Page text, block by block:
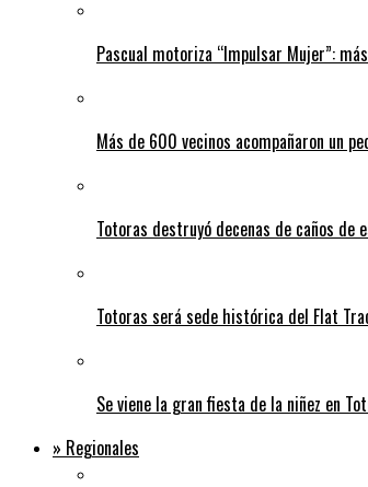
Pascual motoriza “Impulsar Mujer”:
Más de 600 vecinos acompañaron un
Totoras destruyó decenas de caños
Totoras será sede histórica del Flat
Se viene la gran fiesta de la niñez en
» Regionales